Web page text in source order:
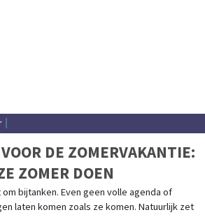
DE ZOMERVAKANTIE:
ZOMER DOEN
bijtanken. Even geen volle agenda of
laten komen zoals ze komen. Natuurlijk zet